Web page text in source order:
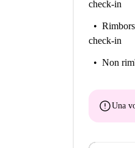
check-in
check-in
Non
errorUna